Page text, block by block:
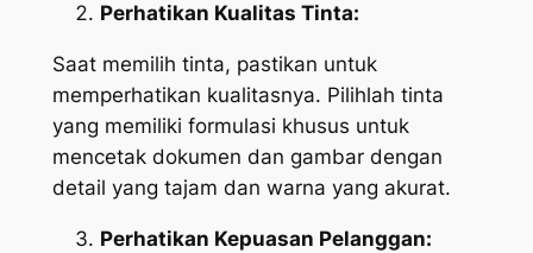
Perhatikan Kualitas Tinta:
Saat memilih tinta, pastikan untuk
memperhatikan kualitasnya. Pilihlah tinta
yang memiliki formulasi khusus untuk
mencetak dokumen dan gambar dengan
detail yang tajam dan warna yang akurat.
Perhatikan Kepuasan Pelanggan: